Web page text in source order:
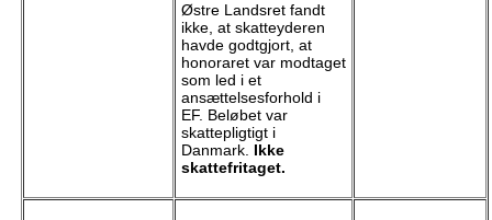
Østre Landsret fandt
ikke, at skatteyderen
havde godtgjort, at
honoraret var modtaget
som led i et
ansættelsesforhold i
EF. Beløbet var
skattepligtigt i
Danmark. Ikke
skattefritaget.